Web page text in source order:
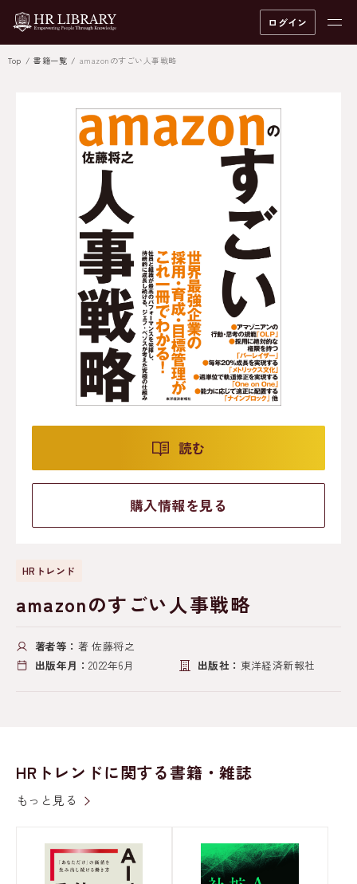
ログイン
Top 書籍一覧 amazonのすごい人事戦略
読む
購入情報を見る
HRトレンド
amazonのすごい人事戦略
著者等： 著 佐藤将之
出版年月： 2022年6月 出版社： 東洋経済新報社
HRトレンドに関する書籍・雑誌
もっと見る